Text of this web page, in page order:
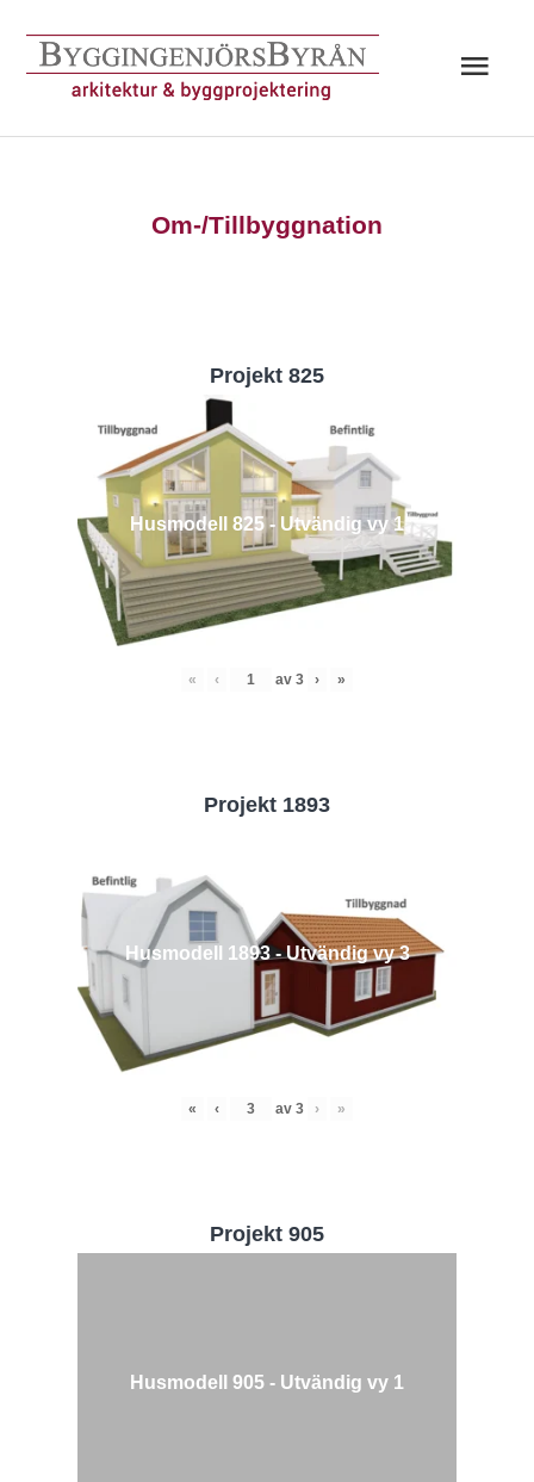
innehåll
Om-/Tillbyggnation
Projekt 825
Husmodell 825 - Utvändig vy 1
« ‹ av 3 › »
Projekt 1893
Husmodell 1893 - Utvändig vy 3
« ‹ av 3 › »
Projekt 905
Husmodell 905 - Utvändig vy 1